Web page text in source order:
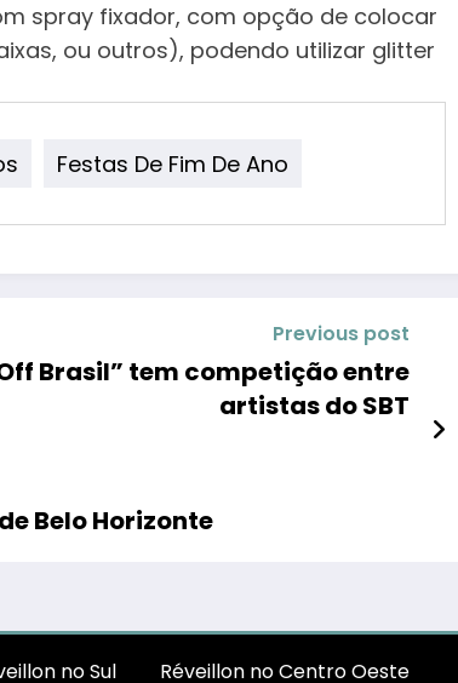
spray fixador, com opção de colocar
ou outros), podendo utilizar glitter
Festas De Fim De Ano
Previous post
Brasil” tem competição entre
artistas do SBT
Belo Horizonte
no Sul Réveillon no Centro Oeste